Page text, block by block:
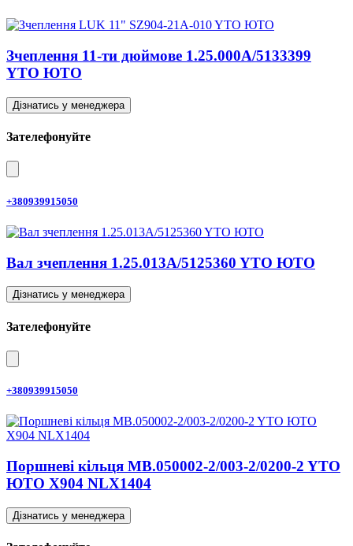
Зчеплення 11-ти дюймове 1.25.000A/5133399
YTO ЮТО
Дізнатись у менеджера
Зателефонуйте
+380939915050
Вал зчеплення 1.25.013A/5125360 YTO ЮТО
Дізнатись у менеджера
Зателефонуйте
+380939915050
Поршневі кільця MB.050002-2/003-2/0200-2 YTO
ЮТО X904 NLX1404
Дізнатись у менеджера